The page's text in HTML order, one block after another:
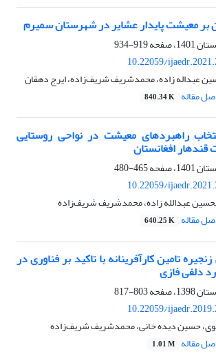
بر معیشت پایدار عشایر در شهرستان سمیرم
919-934
10.22059/
عبداله زاده، محمدشریف شریف‌زاده، ایرج دهقان
مقاله 840.34 K
راهبردهای معیشت در نواحی روستایی
قندهار افغانستان
465-480
10.22059/
عبدالله زاده، محمدشریف شریف‌زاده
مقاله 640.25 K
تامین کارآفرینانه با تاکید بر فناوری در
دلفی فازی
803-817
10.22059/
حسین دیده خانی، محمدشریف شریف‌زاده
مقاله 1.01 M